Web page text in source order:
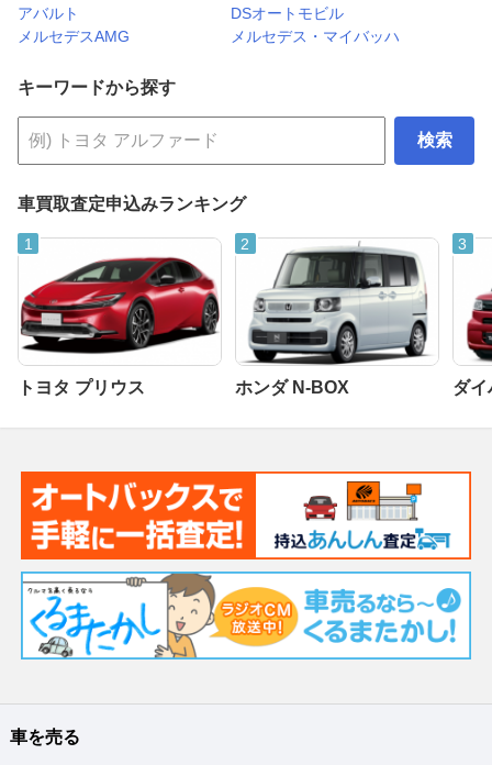
アバルト
DSオートモビル
メルセデスAMG
メルセデス・マイバッハ
キーワードから探す
検索
車買取査定申込みランキング
トヨタ プリウス ホンダ N-BOX ダイ
車を売る